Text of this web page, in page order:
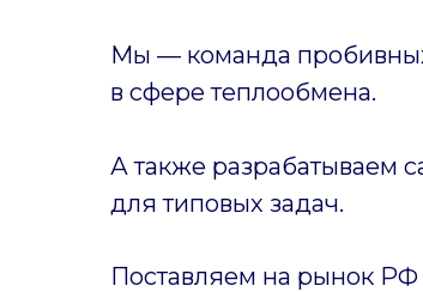
Мы — команда
в сфере теплообмена.
А также разрабатываем
для типовых задач.
Поставляем на рынок